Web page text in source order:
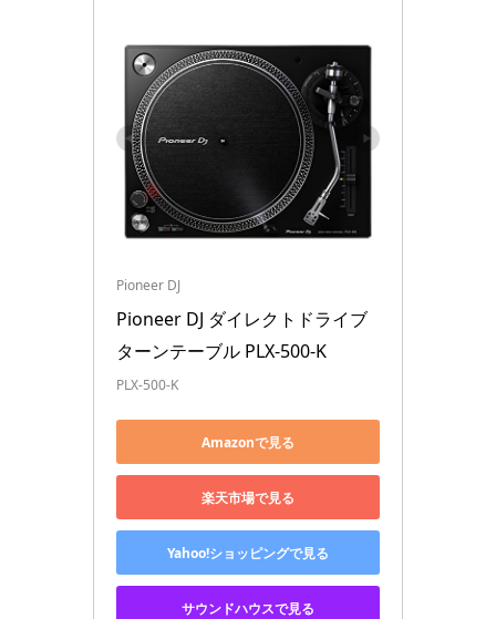
Pioneer DJ
Pioneer DJ ダイレクトドライブ
ターンテーブル PLX-500-K
PLX-500-K
Amazonで見る
楽天市場で見る
Yahoo!ショッピングで見る
サウンドハウスで見る